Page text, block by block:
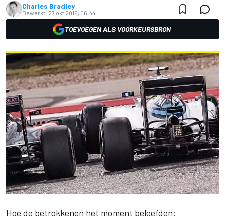
Charles Bradley
Bewerkt: 27 okt 2016, 06:44
TOEVOEGEN ALS VOORKEURSBRON
Hoe de betrokkenen het moment beleefden: